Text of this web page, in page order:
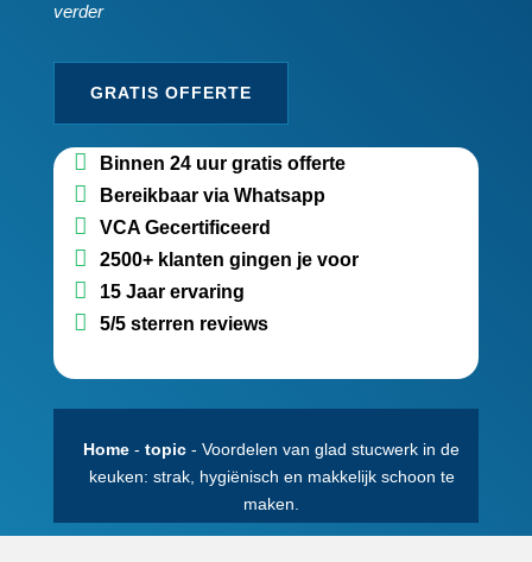
verder
GRATIS OFFERTE
Binnen 24 uur gratis offerte
Bereikbaar via Whatsapp
VCA Gecertificeerd
2500+ klanten gingen je voor
15 Jaar ervaring
5/5 sterren reviews
Home -topic -Voordelen van glad stucwerk in de
keuken: strak, hygiënisch en makkelijk schoon te
maken.​